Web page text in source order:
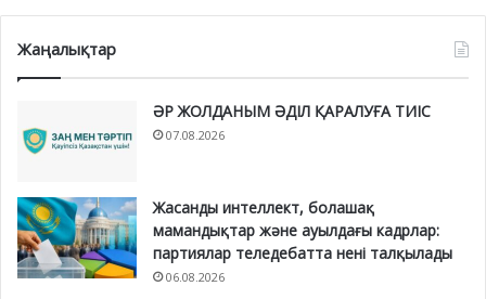
Жаңалықтар
ӘР ЖОЛДАНЫМ ӘДІЛ ҚАРАЛУҒА ТИІС
07.08.2026
Жасанды интеллект, болашақ
мамандықтар және ауылдағы кадрлар:
партиялар теледебатта нені талқылады
06.08.2026